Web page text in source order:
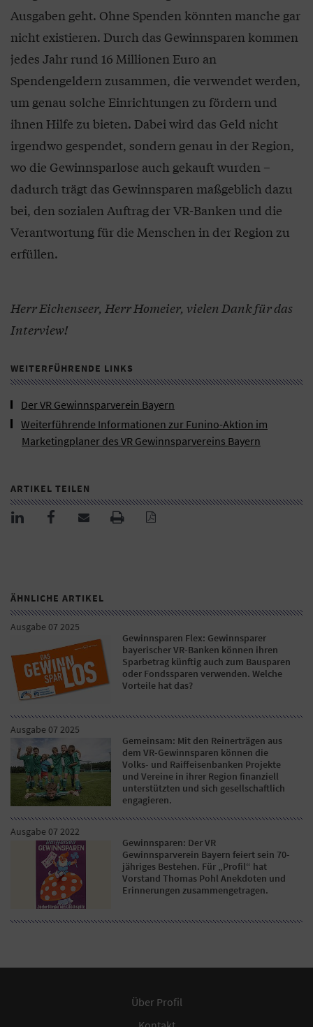
Ausgaben geht. Ohne Spenden könnten manche gar
nicht existieren. Durch das Gewinnsparen kommen
jedes Jahr rund 16 Millionen Euro an
Spendengeldern zusammen, die verwendet werden,
um genau solche Einrichtungen zu fördern und
ihnen Hilfe zu bieten. Dabei wird das Geld nicht
irgendwo gespendet, sondern genau in der Region,
wo die Gewinnsparlose auch gekauft wurden –
dadurch trägt das Gewinnsparen maßgeblich dazu
bei, den sozialen Auftrag der VR-Banken und die
Verantwortung für die Menschen in der Region zu
erfüllen.
Herr Eichenseer, Herr Homeier, vielen Dank für das
Interview!
WEITERFÜHRENDE LINKS
Der VR Gewinnsparverein Bayern
Weiterführende Informationen zur Funino-Aktion im
Marketingplaner des VR Gewinnsparvereins Bayern
ARTIKEL TEILEN
ÄHNLICHE ARTIKEL
Ausgabe 07 2025
Gewinnsparen Flex: Gewinnsparer
bayerischer VR-Banken können ihren
Sparbetrag künftig auch zum Bausparen
oder Fondssparen verwenden. Welche
Vorteile hat das?
Ausgabe 07 2025
Gemeinsam: Mit den Reinerträgen aus
dem VR-Gewinnsparen können die
Volks- und Raiffeisenbanken Projekte
und Vereine in ihrer Region finanziell
unterstützten und sich gesellschaftlich
engagieren.
Ausgabe 07 2022
Gewinnsparen: Der VR
Gewinnsparverein Bayern feiert sein 70-
jähriges Bestehen. Für „Profil“ hat
Vorstand Thomas Pohl Anekdoten und
Erinnerungen zusammengetragen.
Über Profil